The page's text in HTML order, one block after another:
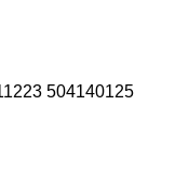
504140125